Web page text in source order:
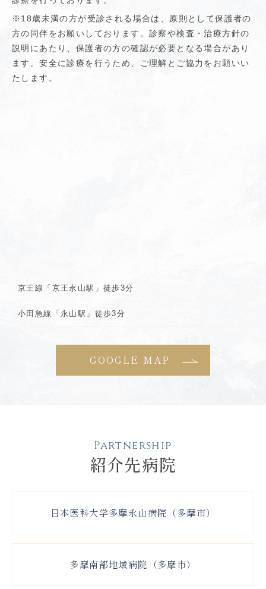
※18歳未満の方が受診される場合は、原則として保護者の
方の同伴をお願いしております。診察や検査・治療方針の
説明にあたり、保護者の方の確認が必要となる場合があり
ます。安全に診療を行うため、ご理解とご協力をお願いい
たします。
京王線「京王永山駅」徒歩3分
小田急線「永山駅」徒歩3分
GOOGLE MAP
Partnership
紹介先病院
日本医科大学多摩永山病院（多摩市）
多摩南部地域病院（多摩市）